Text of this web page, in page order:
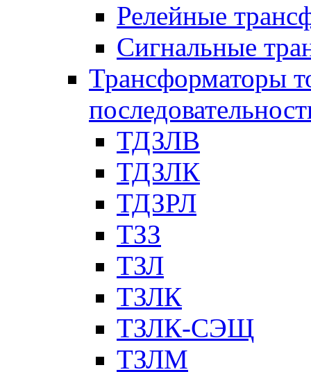
Релейные
Сигнальные
Трансформаторы
ТДЗЛВ
ТДЗЛК
ТДЗРЛ
ТЗЗ
ТЗЛ
ТЗЛК
ТЗЛК-СЭЩ
ТЗЛМ